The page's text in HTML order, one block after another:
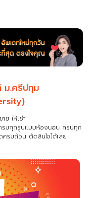
ม.ศรีปทุม
ย ให้เช่า
รบทุกรูปแบบห้องนอน ครบทุก
ครบถ้วน ตัดสินใจได้เลย